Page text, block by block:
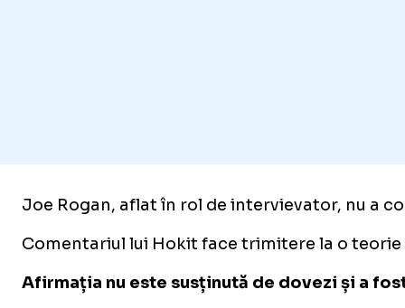
Joe Rogan, aflat în rol de intervievator, nu a
Comentariul lui Hokit face trimitere la o
Afirmația nu este susținută de dovezi și a